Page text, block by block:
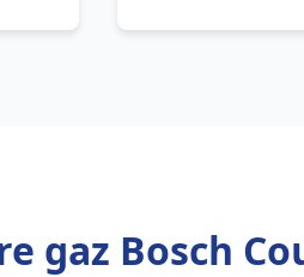
gaz Bosch